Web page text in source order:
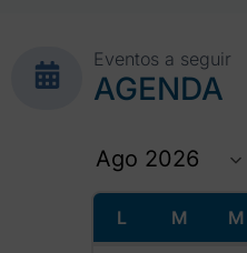
Eventos a seguir
AGENDA
L M M